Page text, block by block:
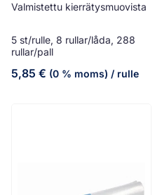
Valmistettu kierrätysmuovista
5 st/rulle, 8 rullar/låda, 288
rullar/pall
5,85 € (0 % moms) / rulle